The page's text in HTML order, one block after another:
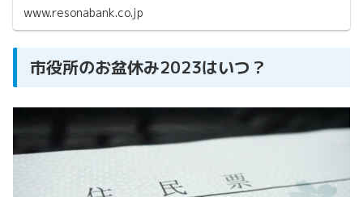
www.resonabank.co.jp
市役所のお盆休み2023はいつ？